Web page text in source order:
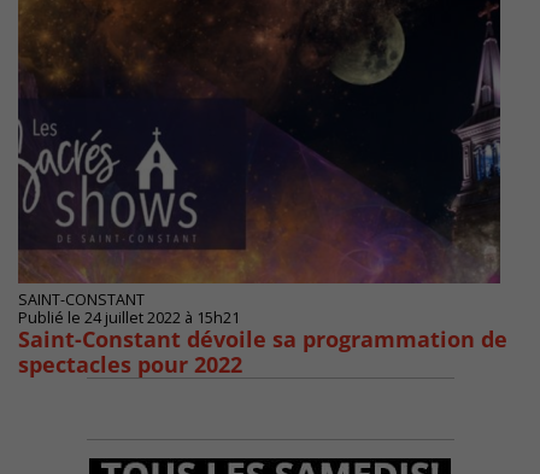
SAINT-CONSTANT
Publié le 24 juillet 2022 à 15h21
Saint-Constant dévoile sa programmation de
spectacles pour 2022